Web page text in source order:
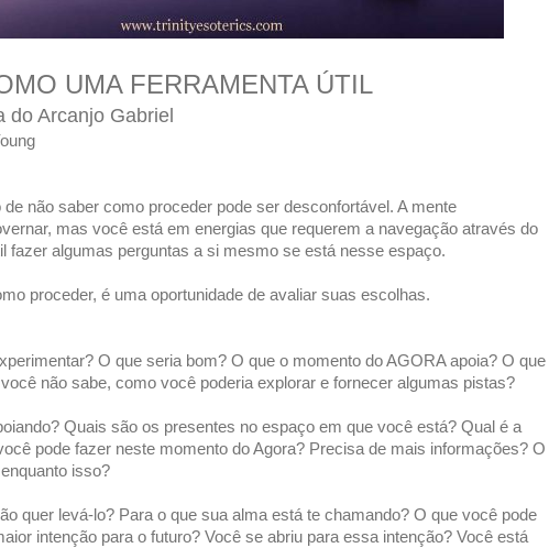
UMA FERRAMENTA ÚTIL
do Arcanjo Gabriel
não saber como proceder pode ser desconfortável. A mente
mas você está em energias que requerem a navegação através do
fazer algumas perguntas a si mesmo se está nesse espaço.
proceder, é uma oportunidade de avaliar suas escolhas.
O que seria bom? O que o momento do AGORA apoia? O que
você não sabe, como você poderia explorar e fornecer algumas pistas?
Quais são os presentes no espaço em que você está? Qual é a
pode fazer neste momento do Agora? Precisa de mais informações? O
isso?
quer levá-lo? Para o que sua alma está te chamando? O que você pode
intenção para o futuro? Você se abriu para essa intenção? Você está